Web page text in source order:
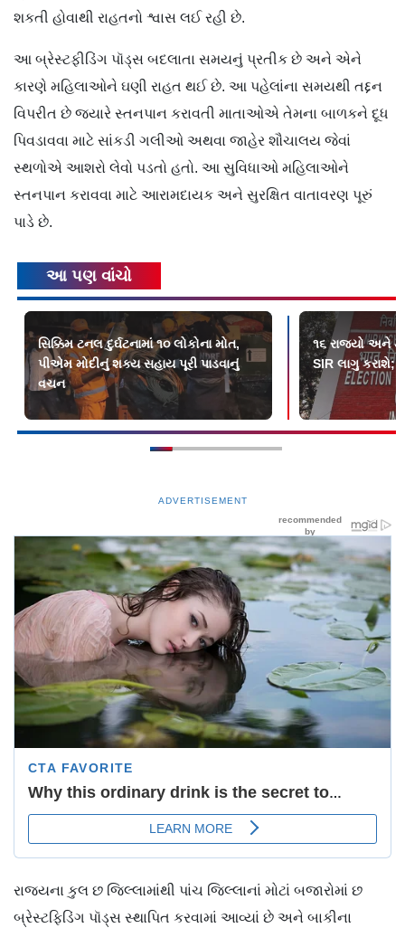
શકતી હોવાથી રાહતનો શ્વાસ લઈ રહી છે.
આ બ્રેસ્ટફીડિંગ પૉડ્સ બદલાતા સમયનું પ્રતીક છે અને એને
કારણે મહિલાઓને ઘણી રાહત થઈ છે. આ પહેલાંના સમયથી તદ્દન
વિપરીત છે જ્યારે સ્તનપાન કરાવતી માતાઓએ તેમના બાળકને દૂધ
પિવડાવવા માટે સાંકડી ગલીઓ અથવા જાહેર શૌચાલય જેવાં
સ્થળોએ આશરો લેવો પડતો હતો. આ સુવિધાઓ મહિલાઓને
સ્તનપાન કરાવવા માટે આરામદાયક અને સુરક્ષિત વાતાવરણ પૂરું
પાડે છે.
આ પણ વાંચો
સિક્કિમ ટનલ દુર્ઘટનામાં ૧૦ લોકોના મોત,
પીએમ મોદીનું શક્ય સહાય પૂરી પાડવાનું
વચન
૧૬ રાજ્યો અને ૩
SIR લાગુ કરાશે;
ADVERTISEMENT
રાજ્યના કુલ છ જિલ્લામાંથી પાંચ જિલ્લાનાં મોટાં બજારોમાં છ
બ્રેસ્ટફિડિંગ પૉડ્સ સ્થાપિત કરવામાં આવ્યાં છે અને બાકીના